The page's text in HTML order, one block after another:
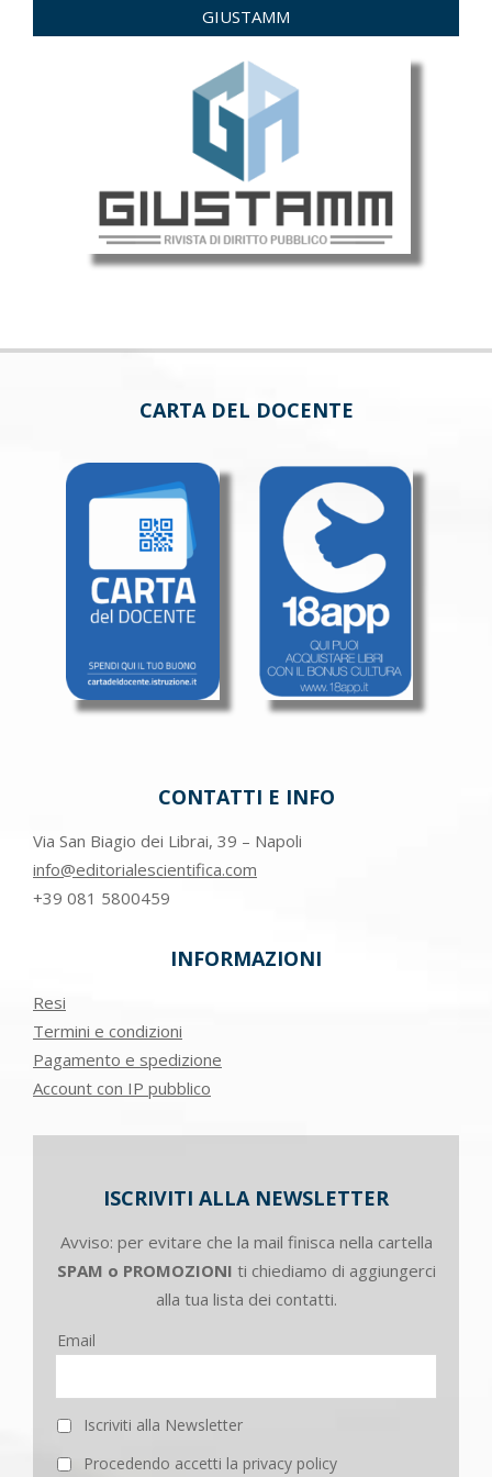
GIUSTAMM
CARTA DEL DOCENTE
CONTATTI E INFO
Via San Biagio dei Librai, 39 – Napoli
info@editorialescientifica.com
+39 081 5800459
INFORMAZIONI
Resi
Termini e condizioni
Pagamento e spedizione
Account con IP pubblico
ISCRIVITI ALLA NEWSLETTER
Avviso: per evitare che la mail finisca nella cartella
SPAM o PROMOZIONI ti chiediamo di aggiungerci
alla tua lista dei contatti.
Email
Iscriviti alla Newsletter
Procedendo accetti la privacy policy